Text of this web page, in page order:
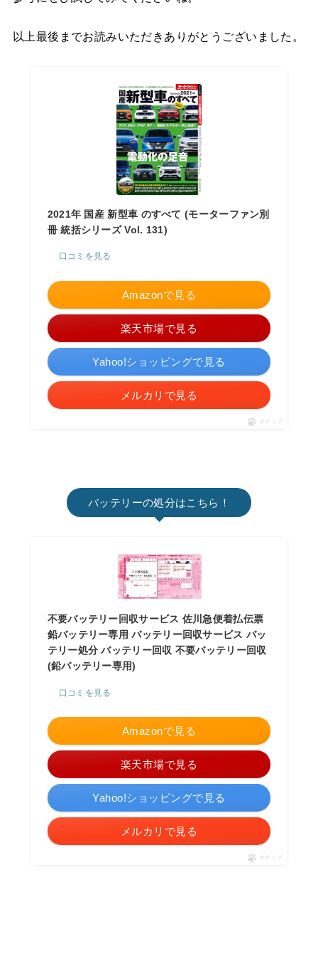
以上最後までお読みいただきありがとうございました。
2021年 国産 新型車 のすべて (モーターファン別
冊 統括シリーズ Vol. 131)
口コミを見る
Amazonで見る
楽天市場で見る
Yahoo!ショッピングで見る
メルカリで見る
ポチップ
バッテリーの処分はこちら！
不要バッテリー回収サービス 佐川急便着払伝票
鉛バッテリー専用 バッテリー回収サービス バッ
テリー処分 バッテリー回収 不要バッテリー回収
(鉛バッテリー専用)
口コミを見る
Amazonで見る
楽天市場で見る
Yahoo!ショッピングで見る
メルカリで見る
ポチップ